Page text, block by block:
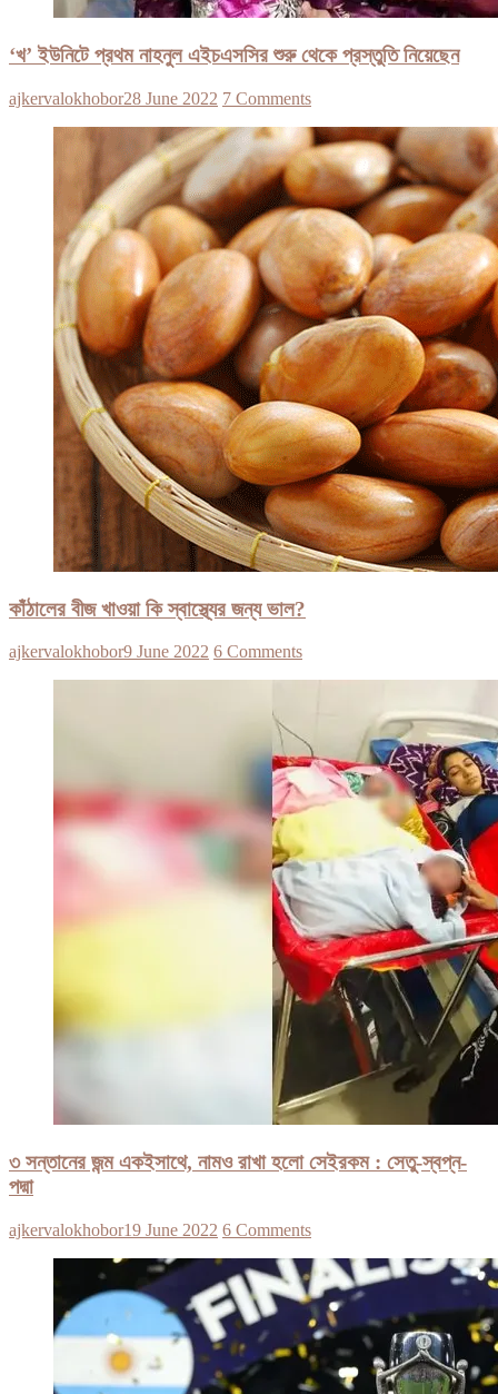
‘খ’ ইউনিটে প্রথম নাহনুল এইচএসসির শুরু থেকে প্রস্তুতি নিয়েছেন
ajkervalokhobor28 June 2022 7 Comments
কাঁঠালের বীজ খাওয়া কি স্বাস্থ্যের জন্য ভাল?
ajkervalokhobor9 June 2022 6 Comments
৩ সন্তানের জন্ম একইসাথে, নামও রাখা হলো সেইরকম : সেতু-স্বপ্ন-
পদ্মা
ajkervalokhobor19 June 2022 6 Comments